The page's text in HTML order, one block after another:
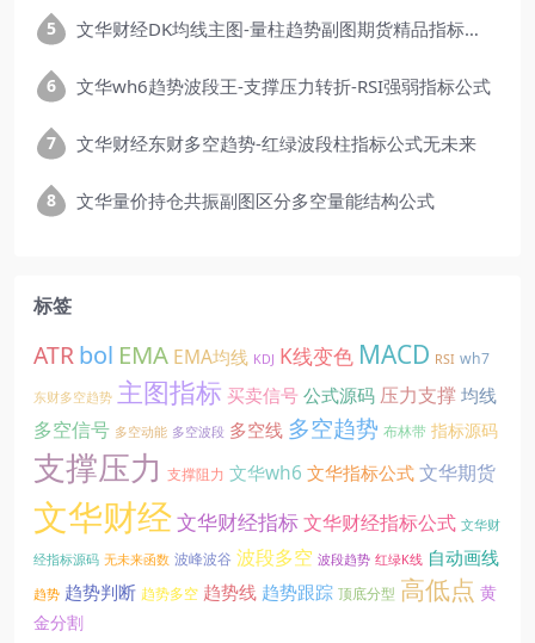
文华财经DK均线主图-量柱趋势副图期货精品指标公式
文华wh6趋势波段王-支撑压力转折-RSI强弱指标公式
文华财经东财多空趋势-红绿波段柱指标公式无未来
文华量价持仓共振副图区分多空量能结构公式
标签
ATRbol EMA EMA均线 KDJ K线变色 MACD RSI wh7
东财多空趋势 主图指标 买卖信号公式源码 压力支撑 均线
多空信号 多空动能 多空波段 多空线 多空趋势 布林带 指标源码
支撑压力 支撑阻力 文华wh6 文华指标公式文华期货
文华财经文华财经指标文华财经指标公式 文华财
经指标源码 无未来函数 波峰波谷 波段多空 波段趋势 红绿K线 自动画线
趋势 趋势判断 趋势多空 趋势线 趋势跟踪 顶底分型 高低点 黄
金分割